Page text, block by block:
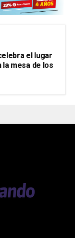
el lugar
mesa de los